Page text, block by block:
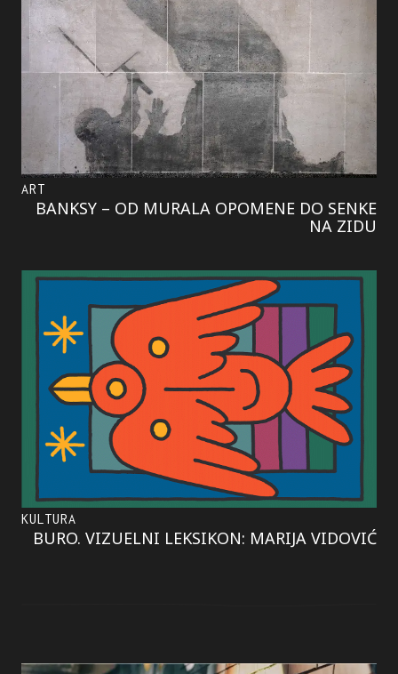
ART
BANKSY – OD MURALA OPOMENE DO SENKE
NA ZIDU
KULTURA
BURO. VIZUELNI LEKSIKON: MARIJA VIDOVIĆ